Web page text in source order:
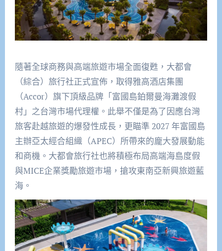
隨著全球商務與高端旅遊市場全面復甦，大都會
（綜合）旅行社正式宣佈，取得雅高酒店集團
（Accor）旗下頂級品牌「富國島鉑爾曼海灘渡假
村」之台灣市場代理權。此舉不僅是為了因應台灣
旅客赴越旅遊的爆發性成長，更瞄準 2027 年富國島
主辦亞太經合組織（APEC）所帶來的龐大發展動能
和商機。大都會旅行社也將積極布局高端海島度假
與MICE企業獎勵旅遊市場，搶攻東南亞新興旅遊藍
海。